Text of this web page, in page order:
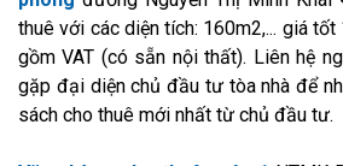
thuê với các diện tích: 160m2,... giá
gồm VAT (có sẵn nội thất). Liên hệ
gặp đại diện chủ đầu tư tòa nhà để
sách cho thuê mới nhất từ chủ đầu tư.